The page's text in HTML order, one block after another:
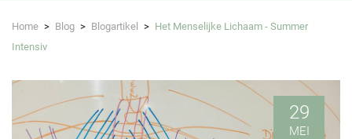
Home > Blog > Blogartikel > Het Menselijke Lichaam - Summer
Intensiv
29
MEI